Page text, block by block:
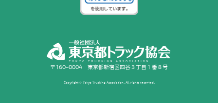
〒160-0004 東京都新宿区四谷３丁目１番８号
Copyright © Tokyo Trucking Association. All rights reserved.